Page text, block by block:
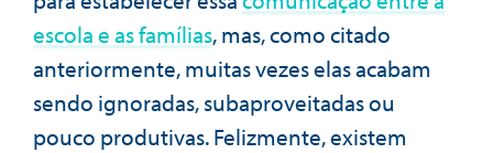
escola e as famílias, mas, como citado
anteriormente, muitas vezes elas acabam
sendo ignoradas, subaproveitadas ou
pouco produtivas. Felizmente, existem